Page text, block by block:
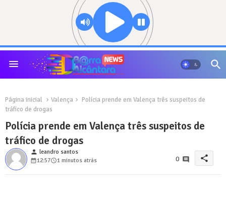
Página inicial Valença
Polícia prende em Valença três suspeitos de
tráfico de drogas
Polícia prende em Valença três suspeitos de
tráfico de drogas
person leandro santos
12:57
1 minutos atrás 0 share